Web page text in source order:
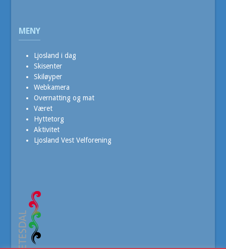
MENY
Ljosland i dag
Skisenter
Skiløyper
Webkamera
Overnatting og mat
Været
Hyttetorg
Aktivitet
Ljosland Vest Velforening